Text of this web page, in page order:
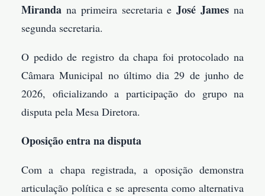
Miranda na primeira secretaria e José James na
segunda secretaria.
O pedido de registro da chapa foi protocolado na
Câmara Municipal no último dia 29 de junho de
2026, oficializando a participação do grupo na
disputa pela Mesa Diretora.
Oposição entra na disputa
Com a chapa registrada, a oposição demonstra
articulação política e se apresenta como alternativa